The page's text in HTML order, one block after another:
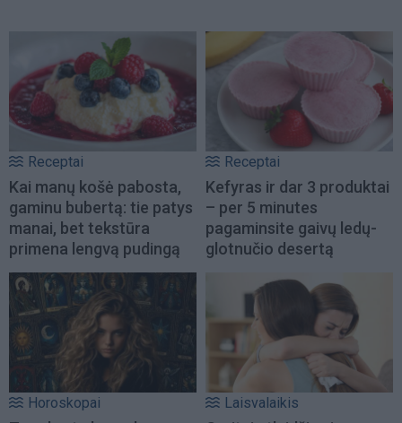
Receptai
Kai manų košė pabosta,
gaminu bubertą: tie patys
manai, bet tekstūra
primena lengvą pudingą
Receptai
Kefyras ir dar 3 produktai
– per 5 minutes
pagaminsite gaivų ledų-
glotnučio desertą
Horoskopai Laisvalaikis